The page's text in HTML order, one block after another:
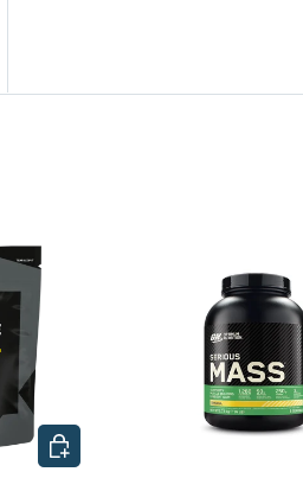
KIES MOGELIJKHEDEN